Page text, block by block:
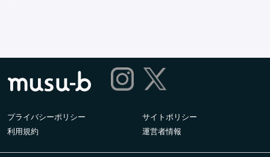
プライバシーポリシー
サイトポリシー
利用規約
運営者情報